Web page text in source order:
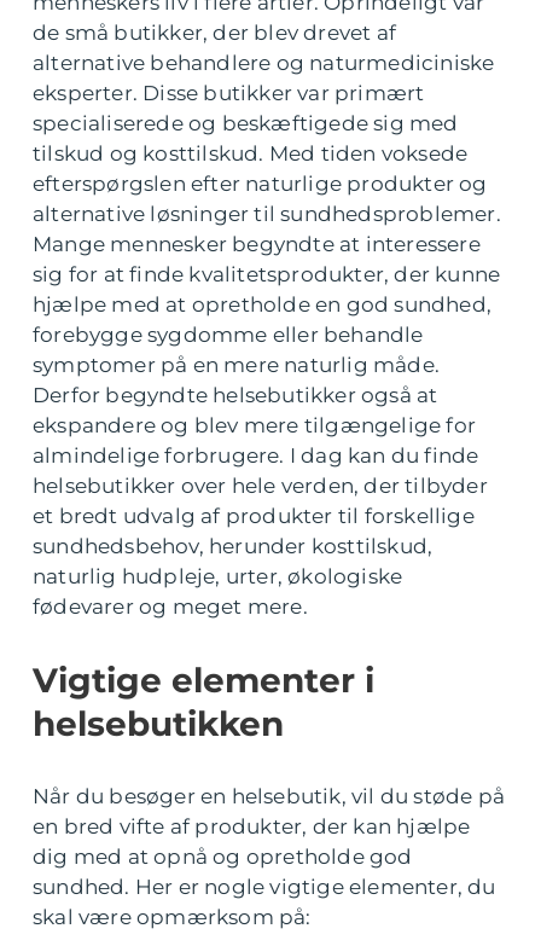
de små butikker, der blev drevet af
alternative behandlere og naturmediciniske
eksperter. Disse butikker var primært
specialiserede og beskæftigede sig med
tilskud og kosttilskud. Med tiden voksede
efterspørgslen efter naturlige produkter og
alternative løsninger til sundhedsproblemer.
Mange mennesker begyndte at interessere
sig for at finde kvalitetsprodukter, der kunne
hjælpe med at opretholde en god sundhed,
forebygge sygdomme eller behandle
symptomer på en mere naturlig måde.
Derfor begyndte helsebutikker også at
ekspandere og blev mere tilgængelige for
almindelige forbrugere. I dag kan du finde
helsebutikker over hele verden, der tilbyder
et bredt udvalg af produkter til forskellige
sundhedsbehov, herunder kosttilskud,
naturlig hudpleje, urter, økologiske
fødevarer og meget mere.
Vigtige elementer i
helsebutikken
Når du besøger en helsebutik, vil du støde på
en bred vifte af produkter, der kan hjælpe
dig med at opnå og opretholde god
sundhed. Her er nogle vigtige elementer, du
skal være opmærksom på: